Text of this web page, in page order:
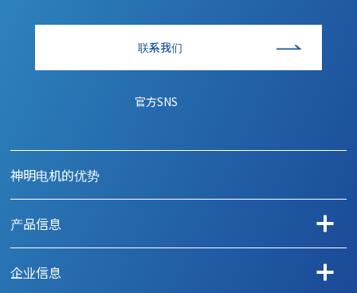
联系我们
官方SNS
神明电机的优势
产品信息
企业信息